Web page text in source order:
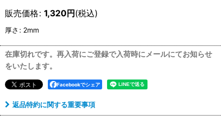
販売価格: 1,320円(税込)
厚さ : 2mm
在庫切れです。再入荷にご登録で入荷時にメールにてお知らせ
をいたします。
Facebookでシェア
返品特約に関する重要事項